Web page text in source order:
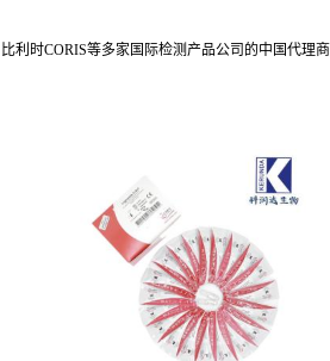
时CORIS等多家国际检测产品公司的中国代理